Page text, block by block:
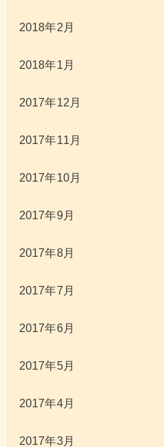
2018年2月
2018年1月
2017年12月
2017年11月
2017年10月
2017年9月
2017年8月
2017年7月
2017年6月
2017年5月
2017年4月
2017年3月